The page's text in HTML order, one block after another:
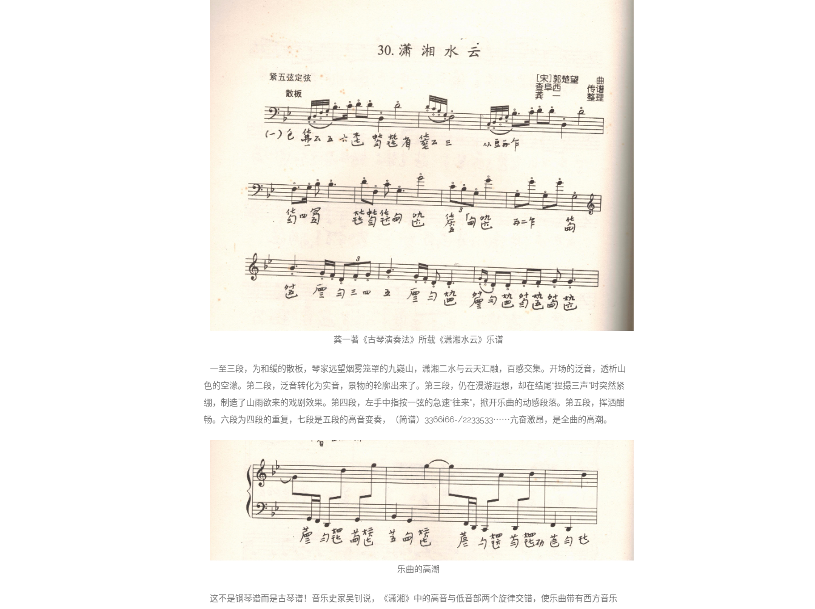
龚一著《古琴演奏法》所载《潇湘水云》乐谱
一至三段，为和缓的散板，琴家远望烟雾笼罩的九嶷山，潇湘二水与云天汇融，百感交集。开场的泛音，透析山
色的空濛。第二段，泛音转化为实音，景物的轮廓出来了。第三段，仍在漫游遐想，却在结尾“捏撮三声”时突然紧
绷，制造了山雨欲来的戏剧效果。第四段，左手中指按一弦的急速“往来”，掀开乐曲的动感段落。第五段，挥洒酣
畅。六段为四段的重复，七段是五段的高音变奏，（简谱）3366i66-/2233533⋯⋯亢奋激昂，是全曲的高潮。
乐曲的高潮
这不是钢琴谱而是古琴谱！音乐史家吴钊说，《潇湘》中的高音与低音部两个旋律交错，使乐曲带有西方音乐